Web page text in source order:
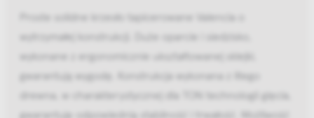
Proste solidne krzesło tapicerowane Valencia o
wytrzymałej konstrukcji. Duże oparcie i siedzisko,
wykonane z ergonomicznie ukształtowanej sklejki,
gwarantują wygodę. Konstrukcja wykonana z litego
drewna, w charakterystycznej dla TON technologii gięcia,
gwarantuję odpowiednią stabilność i trwałość. Możliwość